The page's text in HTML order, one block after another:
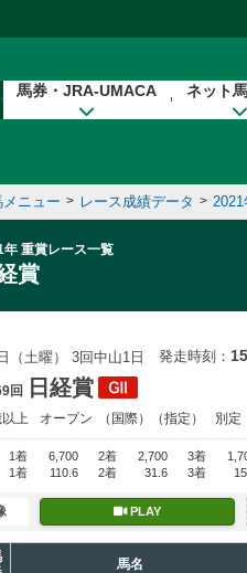
馬券・JRA-UMACA ネット
メニュー > レース成績データ >
年 重賞レース一覧
賞
（土曜） 3回中山1日 発走時刻：
回 日経賞
上 オープン （国際）（指定） 別定
1着 6,700 2着 2,700 3着
1着 110.6 2着 31.6 3着
PLAY
馬名